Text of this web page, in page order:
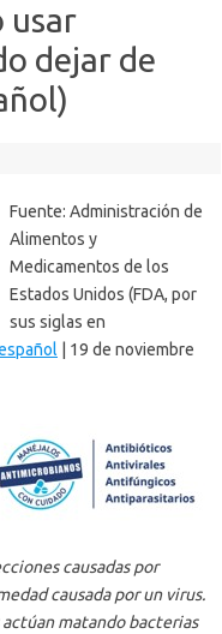
usar
dejar de
Fuente: Administración de
Alimentos y
Medicamentos de los
Estados Unidos (FDA, por
sus siglas en
| 19 de noviembre
causadas por
causada por un virus.
matando bacterias